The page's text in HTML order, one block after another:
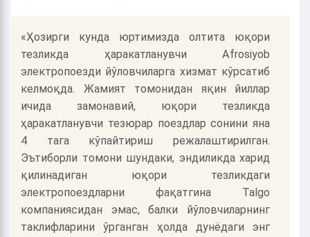
«Ҳозирги кунда юртимизда олтита юқори
тезликда ҳаракатланувчи Afrosiyob
электропоезди йўловчиларга хизмат кўрсатиб
келмоқда. Жамият томонидан яқин йиллар
ичида замонавий, юқори тезликда
ҳаракатланувчи тезюрар поездлар сонини яна
4 тага кўпайтириш режалаштирилган.
Эътиборли томони шундаки, эндиликда харид
қилинадиган юқори тезликдаги
электропоездларни фақатгина Talgo
компаниясидан эмас, балки йўловчиларнинг
таклифларини ўрганган ҳолда дунёдаги энг